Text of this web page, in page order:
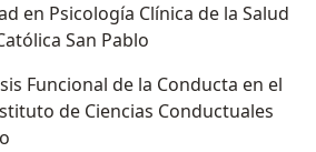
en Psicología Clínica de la Salud
San Pablo
Funcional de la Conducta en el
de Ciencias Conductuales